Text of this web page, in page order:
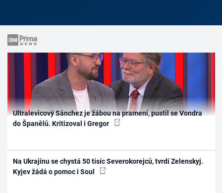
Ultralevicový Sánchez je žábou na prameni, pustil se Vondra
do Španělů. Kritizoval i Gregor
Na Ukrajinu se chystá 50 tisíc Severokorejců, tvrdí Zelenskyj.
Kyjev žádá o pomoc i Soul